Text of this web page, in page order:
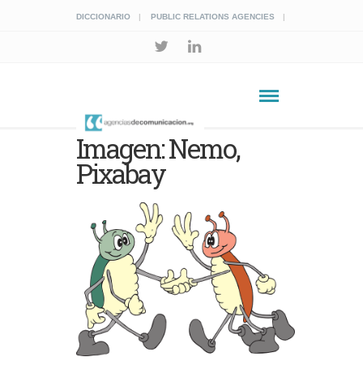
DICCIONARIO PUBLIC RELATIONS AGENCIES
Imagen: Nemo,
Pixabay